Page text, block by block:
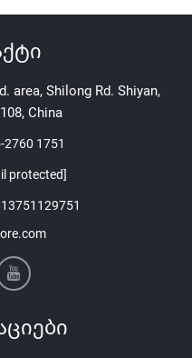
area, Shilong Rd. Shiyan,
China
2760 1751
protected]